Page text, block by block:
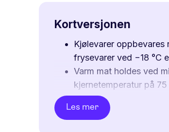
Kortversjonen
Kjølevarer oppbevares
frysevarer ved −18 °C
Varm mat holdes ved
kjernetemperatur på
gjennomvarm.
Nedkjøling bør skje
Les mer